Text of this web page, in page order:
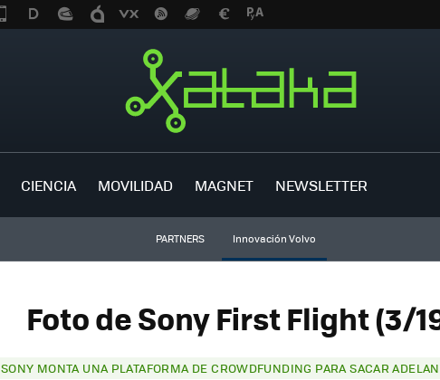
CIENCIA MOVILIDAD MAGNET NEWSLETTER
PARTNERS Innovación Volvo
Foto de Sony First Flight (3/
SONY MONTA UNA PLATAFORMA DE CROWDFUNDING PARA SACAR